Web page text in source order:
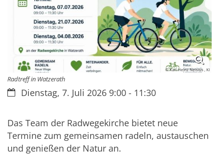
© Karl-Heinz Neisius , KI
Radtreff in Watzerath
Datum:Dienstag, 7. Juli 2026 9:00 - 11:30
Das Team der Radwegekirche bietet neue
Termine zum gemeinsamen radeln, austauschen
und genießen der Natur an.